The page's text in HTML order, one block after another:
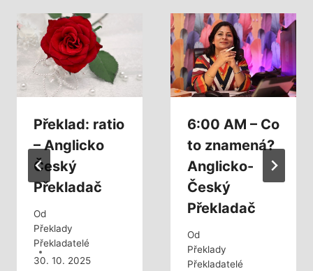
Překlad: ratio
– Anglicko
Český
Překladač
Od
Překlady
Překladatelé
30. 10. 2025
6:00 AM – Co
to znamená?
Anglicko-
Český
Překladač
Od
Překlady
Překladatelé